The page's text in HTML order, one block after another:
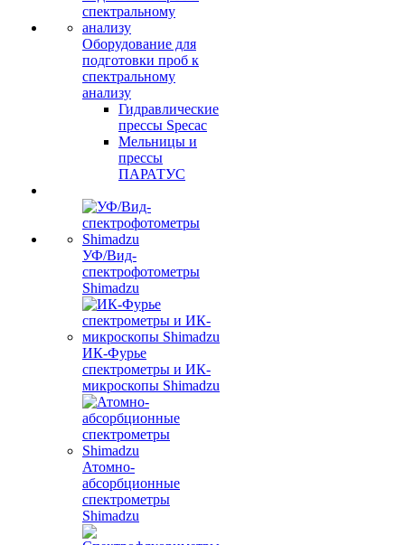
Оборудование для
подготовки проб к
спектральному
анализу
Гидравлические
прессы Specac
Мельницы и
прессы
ПАРАТУС
УФ/Вид-
спектрофотометры
Shimadzu
ИК-Фурье
спектрометры и ИК-
микроскопы Shimadzu
Атомно-
абсорбционные
спектрометры
Shimadzu